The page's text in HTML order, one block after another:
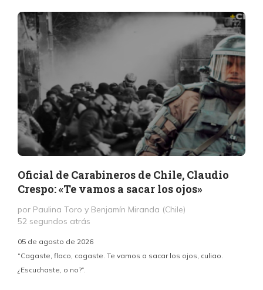
Oficial de Carabineros de Chile, Claudio
Crespo: «Te vamos a sacar los ojos»
por Paulina Toro y Benjamín Miranda (Chile)
52 segundos atrás
05 de agosto de 2026
“Cagaste, flaco, cagaste. Te vamos a sacar los ojos, culiao.
¿Escuchaste, o no?”.